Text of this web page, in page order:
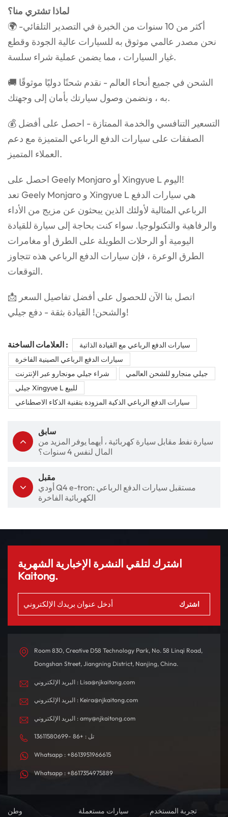
لماذا تشتري منا؟
🌍 أكثر من 10 سنوات من الخبرة في التصدير التلقائي-
نحن مصدر عالمي موثوق به للسيارات عالية الجودة وقطع
غيار السيارات ، مما يضمن عملية شراء سلسة.
🚚 الشحن في جميع أنحاء العالم - نقدم شحنًا دوليًا موثوقًا
به ، ونضمن وصول سيارتك بأمان إلى وجهتك.
💰 التسعير التنافسي والخدمة الممتازة - احصل على أفضل
الصفقات على سيارات الدفع الرباعي المتميزة مع دعم
العملاء المتميز.
احصل على Geely Monjaro أو Xingyue L اليوم!
تعد Geely Monjaro و Xingyue L هي سيارات الدفع
الرباعي المثالية لأولئك الذين يبحثون عن مزيج من الأداء
والرفاهية والتكنولوجيا. سواء كنت بحاجة إلى سيارة للقيادة
اليومية أو الرحلات الطويلة على الطرق أو مغامرات
الطرق الوعرة ، فإن سيارات الدفع الرباعي هذه تتجاوز
التوقعات.
📩 اتصل بنا الآن للحصول على أفضل تفاصيل السعر
والشحن! القيادة بثقة - دفع جيلي!
العلامات الساخنة :
سيارات الدفع الرباعي مع القيادة الذاتية
سيارات الدفع الرباعي الصينية الفاخرة
شراء جيلي مونجارو عبر الإنترنت
جيلي منجارو للشحن العالمي
جيلي Xingyue L للبيع
سيارات الدفع الرباعي الذكية المزودة بتقنية الذكاء الاصطناعي
سابق
سيارة نفط مقابل سيارة كهربائية ، أيهما يوفر المزيد من
المال لنفس 4 سنوات؟
مقبل
أودي Q4 e-tron: مستقبل سيارات الدفع الرباعي
الكهربائية الفاخرة
اشترك لتلقي النشرة الإخبارية الشهرية
Kaitong.
Room 830, Creative D58 Technology Park, No. 58 Linqi Road,
Dongshan Street, Jiangning District, Nanjing, China.
البريد الإلكتروني : Lisa@njkaitong.com
البريد الإلكتروني : Keira@njkaitong.com
البريد الإلكتروني : amy@njkaitong.com
تل : +86 -13611580699
Whatsapp : +8613951966615
Whatsapp : +8617354975889
وطن سيارات مستعملة تجربة المستخدم